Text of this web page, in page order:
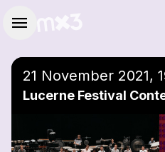
menu
21 November 2021,
Lucerne Festival